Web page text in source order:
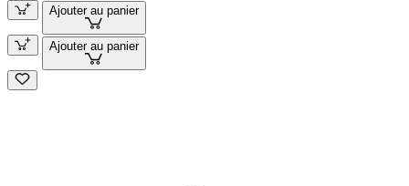
Ajouter au panier
Ajouter au panier